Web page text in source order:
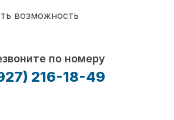
возможность
по номеру
216-18-49